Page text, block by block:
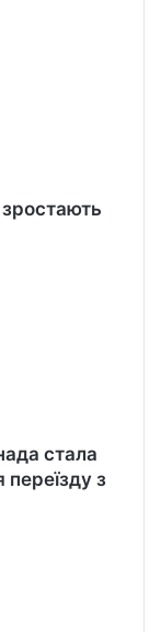
зростають
стала
з